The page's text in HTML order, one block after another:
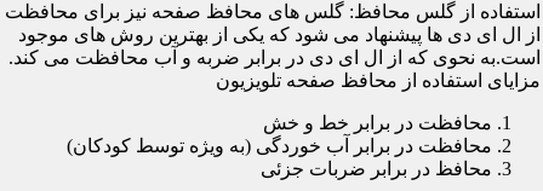
استفاده از گلس محافظ: گلس های محافظ صفحه نیز برای محافظت
از ال ای دی ها پیشنهاد می شود که یکی از بهترین روش های موجود
است.به نحوی که از ال ای دی در برابر ضربه و آب محافظت می کند.
مزایای استفاده از محافظ صفحه تلویزیون
محافظت در برابر خط و خش
محافظت در برابر آب خوردگی (به ویژه توسط کودکان)
محافظ در برابر ضربات جزئی